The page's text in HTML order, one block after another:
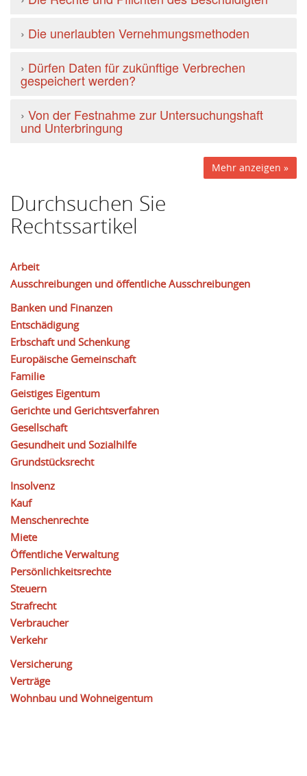
› Die unerlaubten Vernehmungsmethoden
› Dürfen Daten für zukünftige Verbrechen
gespeichert werden?
› Von der Festnahme zur Untersuchungshaft
und Unterbringung
Mehr anzeigen »
Durchsuchen Sie
Rechtssartikel
Arbeit
Ausschreibungen und öffentliche Ausschreibungen
Banken und Finanzen
Entschädigung
Erbschaft und Schenkung
Europäische Gemeinschaft
Familie
Geistiges Eigentum
Gerichte und Gerichtsverfahren
Gesellschaft
Gesundheit und Sozialhilfe
Grundstücksrecht
Insolvenz
Kauf
Menschenrechte
Miete
Öffentliche Verwaltung
Persönlichkeitsrechte
Steuern
Strafrecht
Verbraucher
Verkehr
Versicherung
Verträge
Wohnbau und Wohneigentum